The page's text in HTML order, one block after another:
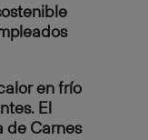
en frío
El
de Carnes